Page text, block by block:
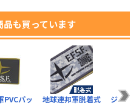
も買っています
PVCパッ
地球連邦軍脱着式
ジオン